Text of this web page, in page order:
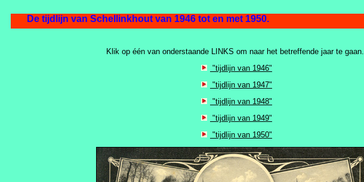
De tijdlijn van Schellinkhout van 1946 tot en met 1950.
Klik op één van onderstaande LINKS om naar het betreffende jaar te gaan.
"tijdlijn van 1946"
"tijdlijn van 1947"
"tijdlijn van 1948"
"tijdlijn van 1949"
"tijdlijn van 1950"